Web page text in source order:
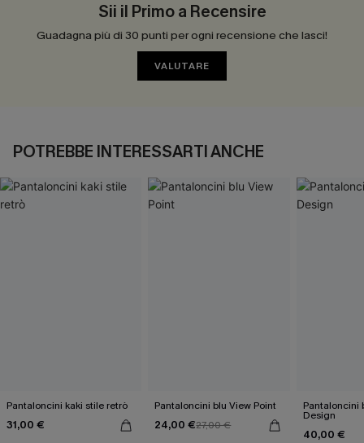
Sii il Primo a Recensire
Guadagna più di 30 punti per ogni recensione che lasci!
VALUTARE
POTREBBE INTERESSARTI ANCHE
Pantaloncini kaki stile retrò
31,00 €
Pantaloncini blu View Point
24,00 €27,00 €
Pantaloncini
Design
40,00 €